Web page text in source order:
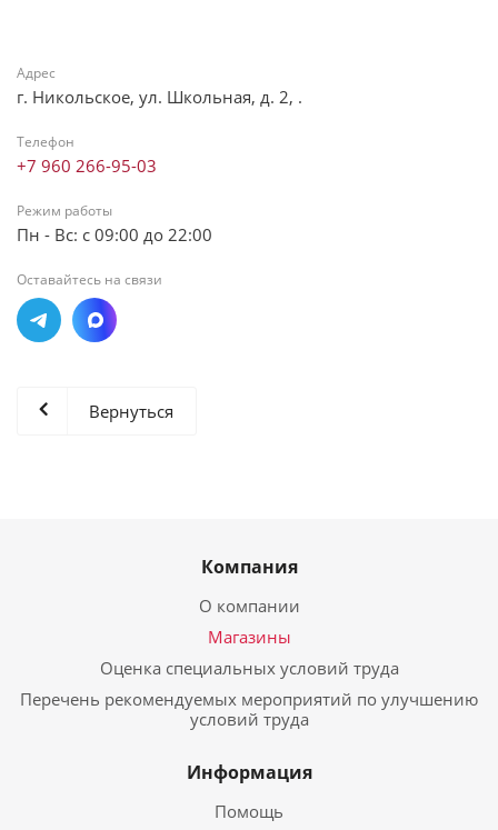
Адрес
г. Никольское, ул. Школьная, д. 2, .
Телефон
+7 960 266-95-03
Режим работы
Пн - Вс: с 09:00 до 22:00
Оставайтесь на связи
Вернуться
Компания
О компании
Магазины
Оценка специальных условий труда
Перечень рекомендуемых мероприятий по улучшению
условий труда
Информация
Помощь